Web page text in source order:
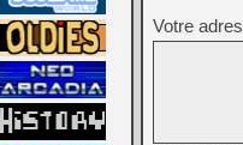
Votre